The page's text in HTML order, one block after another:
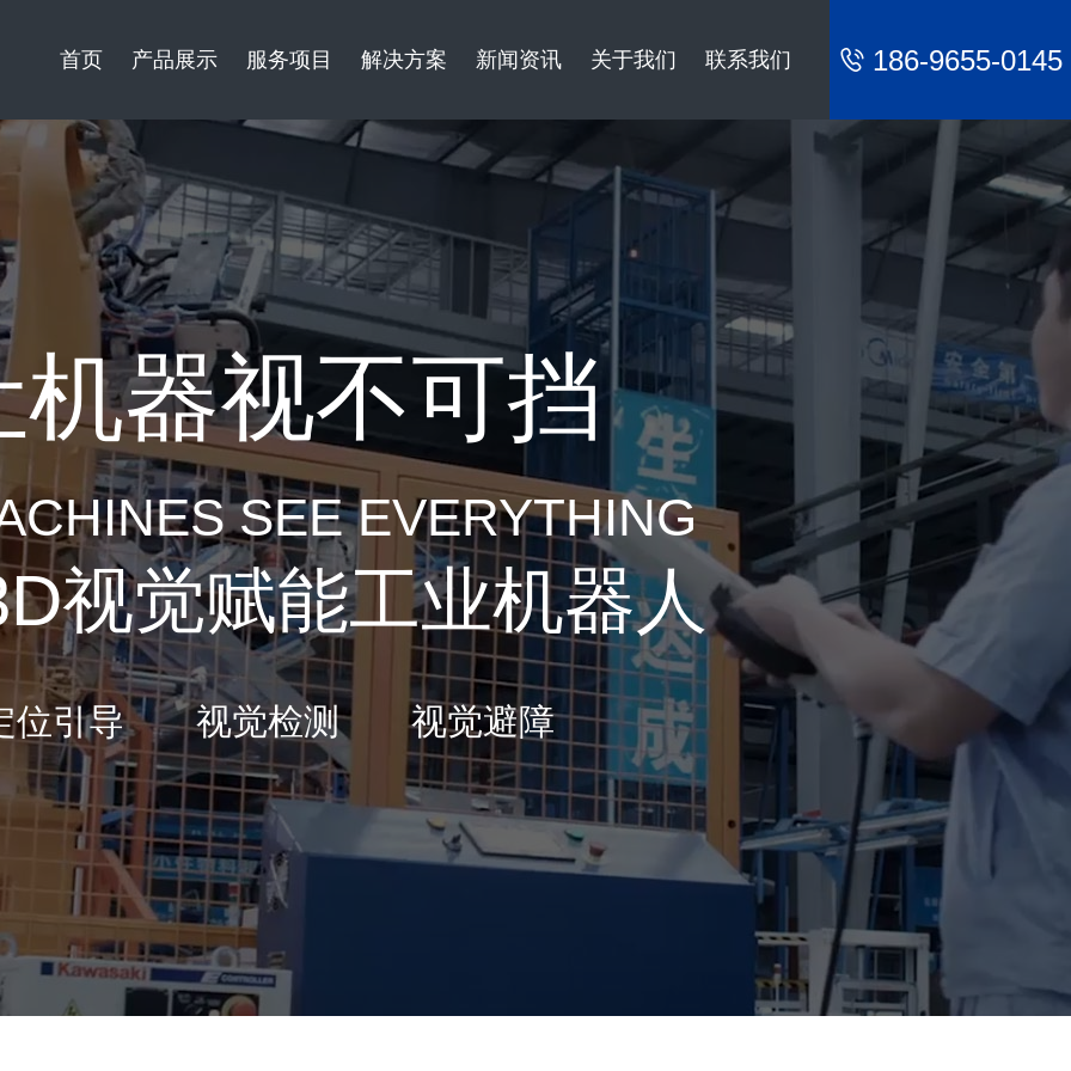
186-9655-0145
首页 产品展示 服务项目 解决方案 新闻资讯 关于我们 联系我们
机器视不可挡
SEE EVERYTHING
视觉赋能工业机器人
位引导 视觉检测 视觉避障